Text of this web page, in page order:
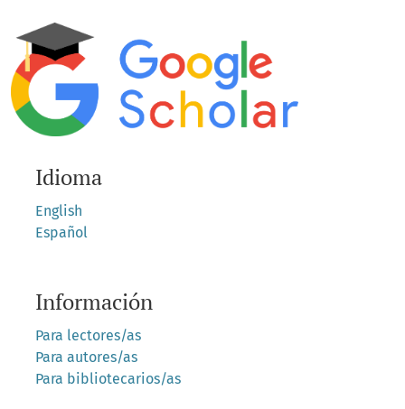
Idioma
English
Español
Información
Para lectores/as
Para autores/as
Para bibliotecarios/as